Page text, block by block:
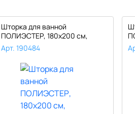
Шторка для ванной
ПОЛИЭСТЕР, 180х200 см,
кольца в компл..
Арт. 190484